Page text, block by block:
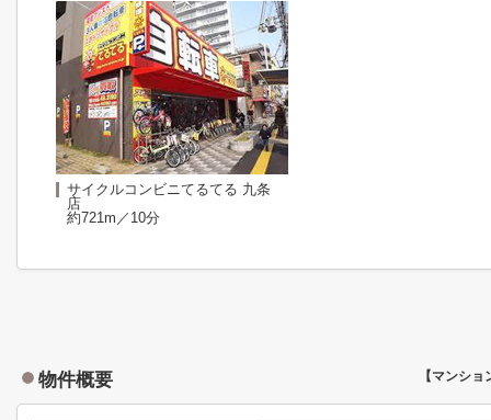
サイクルコンビニてるてる 九条
店
約721m／10分
物件概要 【マンショ